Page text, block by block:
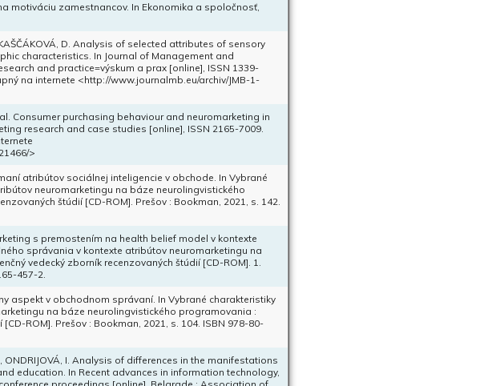
motiváciu zamestnancov. In Ekonomika a spoločnosť,
KAŠČÁKOVÁ, D. Analysis of selected attributes of sensory
characteristics. In Journal of Management and
and practice=výskum a prax [online], ISSN 1339-
na internete <http://www.journalmb.eu/archiv/JMB-1-
al. Consumer purchasing behaviour and neuromarketing in
research and case studies [online], ISSN 2165-7009.
>
atribútov sociálnej inteligencie v obchode. In Vybrané
neuromarketingu na báze neurolingvistického
štúdií [CD-ROM]. Prešov : Bookman, 2021, s. 142.
s premostením na health belief model v kontexte
správania v kontexte atribútov neuromarketingu na
vedecký zborník recenzovaných štúdií [CD-ROM]. 1.
457-2.
aspekt v obchodnom správaní. In Vybrané charakteristiky
na báze neurolingvistického programovania :
ROM]. Prešov : Bookman, 2021, s. 104. ISBN 978-80-
ONDRIJOVÁ, I. Analysis of differences in the manifestations
education. In Recent advances in information technology,